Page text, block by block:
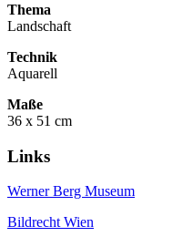
Thema
Landschaft
Technik
Aquarell
Maße
36 x 51 cm
Links
Werner Berg Museum
Bildrecht Wien